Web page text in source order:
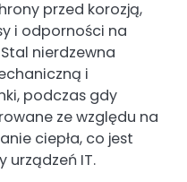
przed korozją,
i odporności na
nierdzewna
i
podczas gdy
ze względu na
ciepła, co jest
urządzeń IT.